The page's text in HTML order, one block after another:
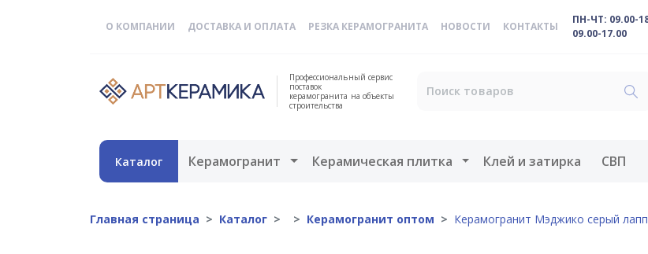
О КОМПАНИИ ДОСТАВКА И ОПЛАТА РЕЗКА КЕРАМОГРАНИТА НОВОСТИ КОНТАКТЫ
ПН-ЧТ: 09.00-
09.00-17.00
Профессиональный сервис
поставок
керамогранита на объекты
строительства
Каталог Керамогранит Открыть меню
Керамическая плитка Открыть меню
Клей и затирка СВП
Главная страница Каталог Керамогранит оптом Керамогранит Мэджико серый